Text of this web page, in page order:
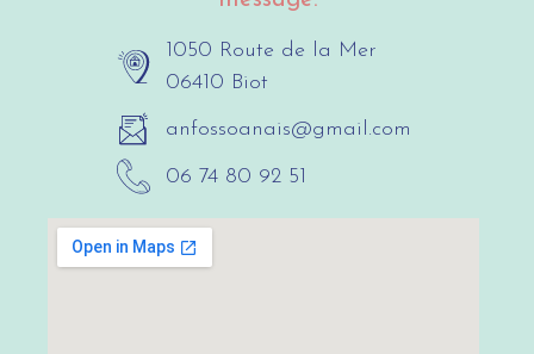
1050 Route de la Mer
06410 Biot
anfossoanais@gmail.com
06 74 80 92 51